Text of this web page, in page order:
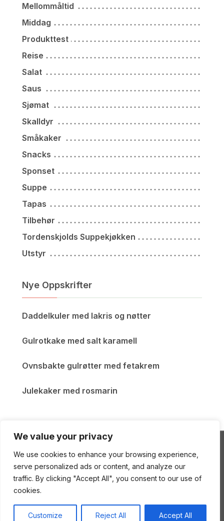
We value your privacy
We use cookies to enhance your browsing experience,
serve personalized ads or content, and analyze our
traffic. By clicking "Accept All", you consent to our use of
cookies.
Customize Reject All Accept All
Mellommåltid
Middag
Produkttest
Reise
Salat
Saus
Sjømat
Skalldyr
Småkaker
Snacks
Sponset
Suppe
Tapas
Tilbehør
Tordenskjolds Suppekjøkken
Utstyr
Nye Oppskrifter
Daddelkuler med lakris og nøtter
Gulrotkake med salt karamell
Ovnsbakte gulrøtter med fetakrem
Julekaker med rosmarin
ENEstående Mat
Copyright © 2026 ENEstående Mat —Gourmand
ThemebyWPZOOM